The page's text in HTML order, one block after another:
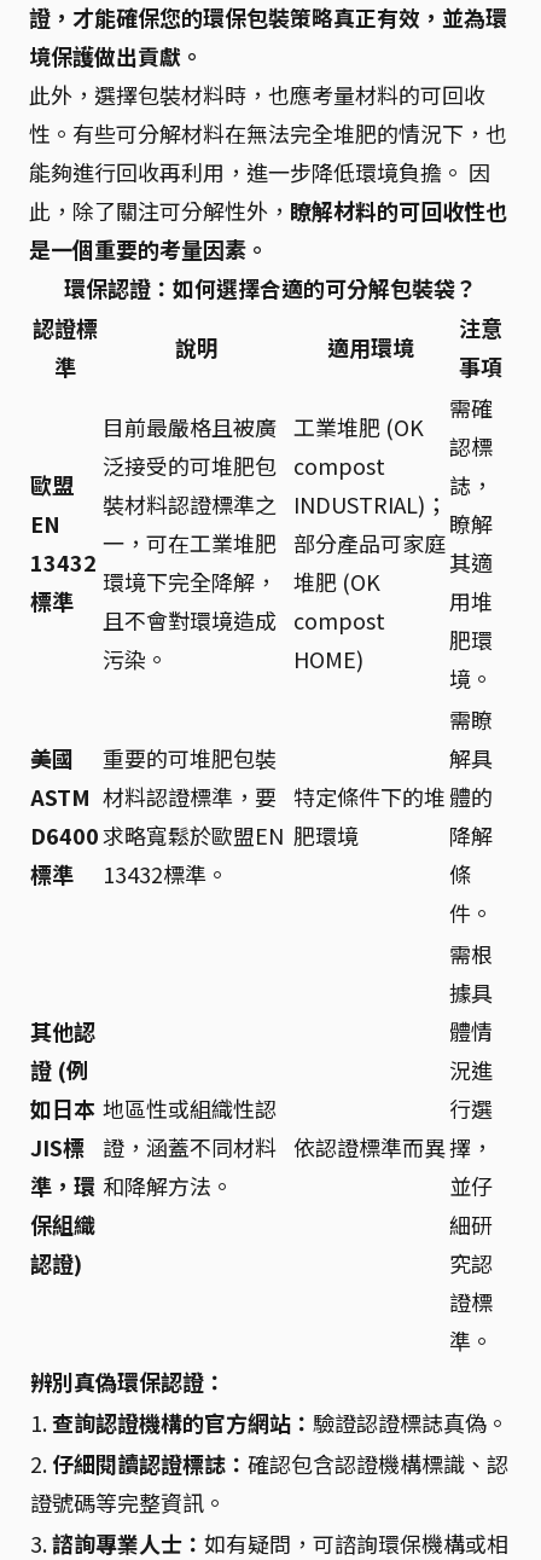
證，才能確保您的環保包裝策略真正有效，並為環
境保護做出貢獻。
此外，選擇包裝材料時，也應考量材料的可回收
性。有些可分解材料在無法完全堆肥的情況下，也
能夠進行回收再利用，進一步降低環境負擔。 因
此，除了關注可分解性外， 瞭解材料的可回收性也
是一個重要的考量因素。
環保認證：如何選擇合適的可分解包裝袋？
認證標
準
說明 適用環境
注意
事項
歐盟
EN
13432
標準
目前最嚴格且被廣
泛接受的可堆肥包
裝材料認證標準之
一，可在工業堆肥
環境下完全降解，
且不會對環境造成
污染。
工業堆肥 (OK
compost
INDUSTRIAL)；
部分產品可家庭
堆肥 (OK
compost
HOME)
需確
認標
誌，
瞭解
其適
用堆
肥環
境。
美國
ASTM
D6400
標準
重要的可堆肥包裝
材料認證標準，要
求略寬鬆於歐盟EN
13432標準。
特定條件下的堆
肥環境
需瞭
解具
體的
降解
條
件。
其他認
證 (例
如日本
JIS標
準，環
保組織
認證)
地區性或組織性認
證，涵蓋不同材料
和降解方法。
依認證標準而異
需根
據具
體情
況進
行選
擇，
並仔
細研
究認
證標
準。
辨別真偽環保認證：
1.查詢認證機構的官方網站： 驗證認證標誌真偽。
2.仔細閱讀認證標誌： 確認包含認證機構標識、認
證號碼等完整資訊。
3.諮詢專業人士： 如有疑問，可諮詢環保機構或相